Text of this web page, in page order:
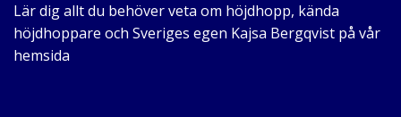
Lär dig allt du behöver veta om höjdhopp, kända
höjdhoppare och Sveriges egen Kajsa Bergqvist på vår
hemsida